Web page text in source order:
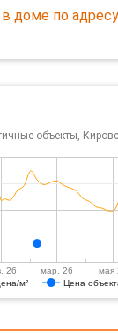
доме по адресу
объекты,
м² Цена
26 мар. 26 мая